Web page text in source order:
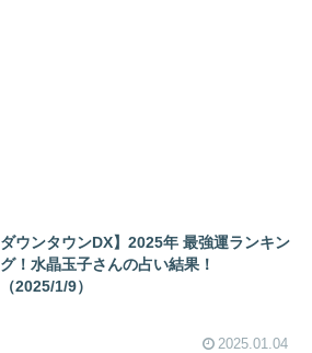
ダウンタウンDX】2025年 最強運ランキン
グ！水晶玉子さんの占い結果！
（2025/1/9）
2025.01.04